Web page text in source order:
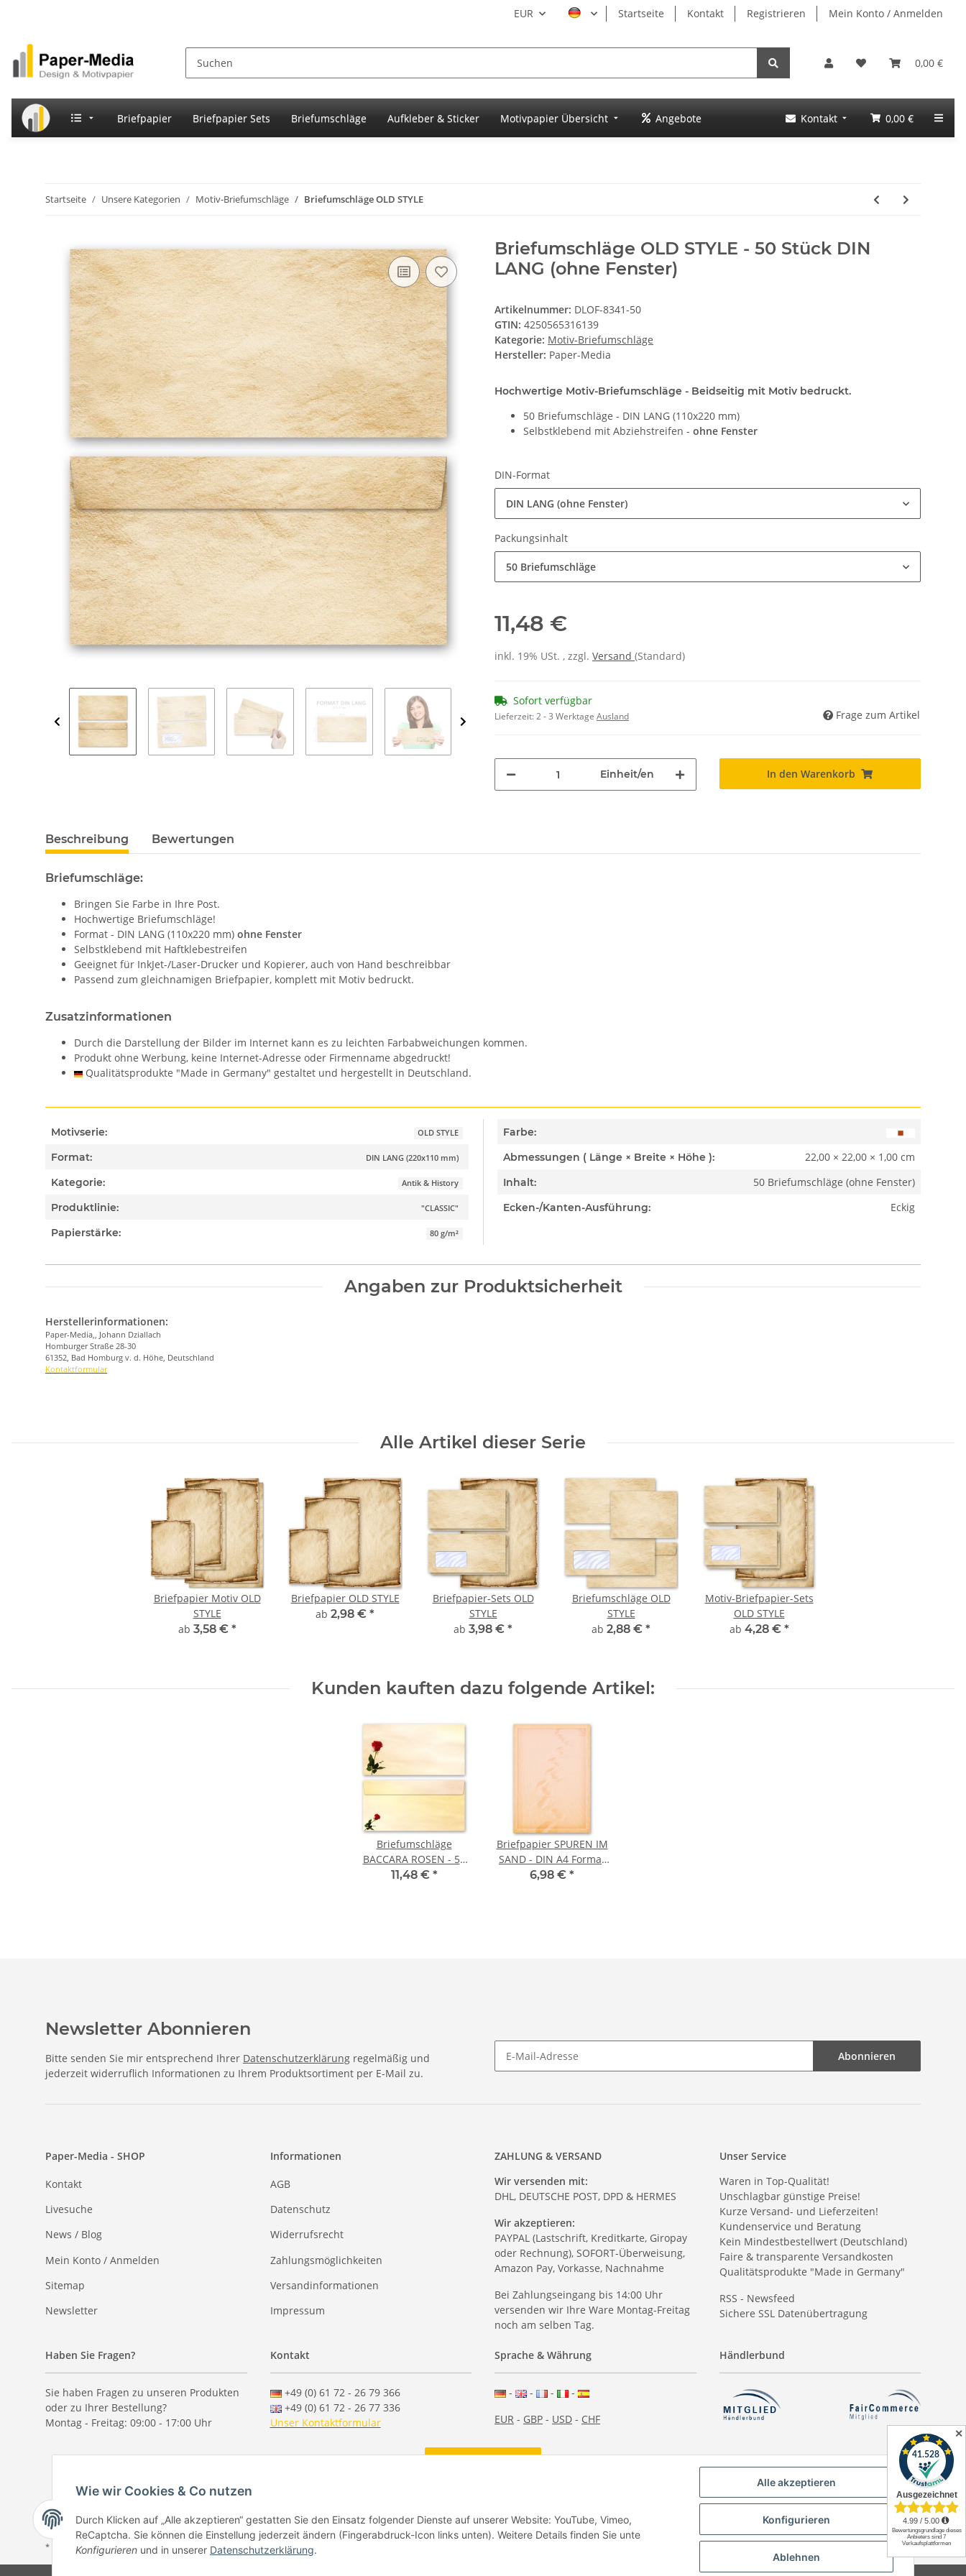
EUR Startseite Kontakt Registrieren Mein Konto / Anmelden
0,00 €
Briefpapier Briefpapier Sets Briefumschläge Aufkleber & Sticker Motivpapier Übersicht Angebote Kontakt 0,00 €
Startseite Unsere Kategorien Motiv-Briefumschläge Briefumschläge OLD STYLE
Briefumschläge OLD STYLE - 50 Stück DIN
LANG (ohne Fenster)
Artikelnummer: DLOF-8341-50
GTIN: 4250565316139
Kategorie: Motiv-Briefumschläge
Hersteller: Paper-Media
Hochwertige Motiv-Briefumschläge - Beidseitig mit Motiv bedruckt.
50 Briefumschläge - DIN LANG (110x220 mm)
Selbstklebend mit Abziehstreifen - ohne Fenster
DIN-Format
DIN LANG (ohne Fenster)
Packungsinhalt
50 Briefumschläge
11,48 €
inkl. 19% USt. , zzgl. Versand (Standard)
Sofort verfügbar
Lieferzeit:2 - 3 Werktage Ausland Frage zum Artikel
Einheit/en In den Warenkorb
Beschreibung Bewertungen
Briefumschläge:
Bringen Sie Farbe in Ihre Post.
Hochwertige Briefumschläge!
Format - DIN LANG (110x220 mm) ohne Fenster
Selbstklebend mit Haftklebestreifen
Geeignet für InkJet-/Laser-Drucker und Kopierer, auch von Hand beschreibbar
Passend zum gleichnamigen Briefpapier, komplett mit Motiv bedruckt.
Zusatzinformationen
Durch die Darstellung der Bilder im Internet kann es zu leichten Farbabweichungen kommen.
Produkt ohne Werbung, keine Internet-Adresse oder Firmenname abgedruckt!
Qualitätsprodukte "Made in Germany" gestaltet und hergestellt in Deutschland.
Motivserie: OLD STYLE
Format: DIN LANG (220x110 mm)
Kategorie: Antik & History
Produktlinie: "CLASSIC"
Papierstärke: 80 g/m²
Farbe:
Abmessungen ( Länge × Breite × Höhe ):
22,00 × 22,00 × 1,00 cm
Inhalt: 50 Briefumschläge (ohne Fenster)
Ecken-/Kanten-Ausführung: Eckig
Angaben zur Produktsicherheit
Herstellerinformationen:
Paper-Media,, Johann Dziallach
Homburger Straße 28-30
61352, Bad Homburg v. d. Höhe, Deutschland
Kontaktformular
Alle Artikel dieser Serie
Briefpapier Motiv OLD
STYLE
ab 3,58 € *
Briefpapier OLD STYLE
ab 2,98 € *
Briefpapier-Sets OLD
STYLE
ab 3,98 € *
Briefumschläge OLD
STYLE
ab 2,88 € *
Motiv-Briefpapier-Sets
OLD STYLE
ab 4,28 € *
Kunden kauften dazu folgende Artikel:
Briefumschläge
BACCARA ROSEN - 50
Stück DIN LANG (ohne
11,48 € *
Briefpapier SPUREN IM
SAND - DIN A4 Format
50 Blatt
6,98 € *
Newsletter Abonnieren
Bitte senden Sie mir entsprechend Ihrer Datenschutzerklärung regelmäßig und
jederzeit widerruflich Informationen zu Ihrem Produktsortiment per E-Mail zu.
Abonnieren
Paper-Media - SHOP
Kontakt
Livesuche
News / Blog
Mein Konto / Anmelden
Sitemap
Newsletter
Informationen
AGB
Datenschutz
Widerrufsrecht
Zahlungsmöglichkeiten
Versandinformationen
Impressum
ZAHLUNG & VERSAND
Wir versenden mit:
DHL, DEUTSCHE POST, DPD & HERMES
Wir akzeptieren:
PAYPAL (Lastschrift, Kreditkarte, Giropay
oder Rechnung), SOFORT-Überweisung,
Amazon Pay, Vorkasse, Nachnahme
Bei Zahlungseingang bis 14:00 Uhr
versenden wir Ihre Ware Montag-Freitag
noch am selben Tag.
Unser Service
Waren in Top-Qualität!
Unschlagbar günstige Preise!
Kurze Versand- und Lieferzeiten!
Kundenservice und Beratung
Kein Mindestbestellwert (Deutschland)
Faire & transparente Versandkosten
Qualitätsprodukte "Made in Germany"
RSS - Newsfeed
Sichere SSL Datenübertragung
Haben Sie Fragen?
Sie haben Fragen zu unseren Produkten
oder zu Ihrer Bestellung?
Montag - Freitag: 09:00 - 17:00 Uhr
Kontakt
+49 (0) 61 72 - 26 79 366
+49 (0) 61 72 - 26 77 336
Unser Kontaktformular
Sprache & Währung
- - -
-
EUR - GBP - USD - CHF
Händlerbund
* Alle Preise inkl. gesetzlicher USt., zzgl.Versand
✕
Wie wir Cookies & Co nutzen
Durch Klicken auf „Alle akzeptieren“ gestatten Sie den Einsatz folgender Dienste auf unserer Website: YouTube, Vimeo,
ReCaptcha. Sie können die Einstellung jederzeit ändern (Fingerabdruck-Icon links unten). Weitere Details finden Sie unte
Konfigurieren und in unserer Datenschutzerklärung.
Alle akzeptieren
Konfigurieren
Ablehnen